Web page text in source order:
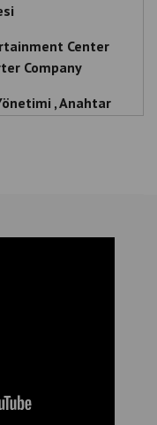
Center
Company
, Anahtar
, Turnkey Arcade